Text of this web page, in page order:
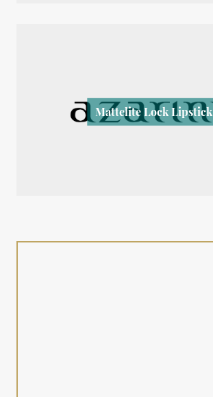
Mattelite Lock Lipstick